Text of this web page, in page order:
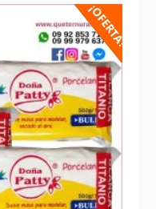
¡OFERTA!